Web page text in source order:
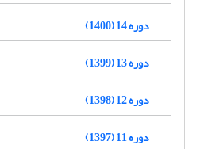
دوره 14 (1400)
دوره 13 (1399)
دوره 12 (1398)
دوره 11 (1397)